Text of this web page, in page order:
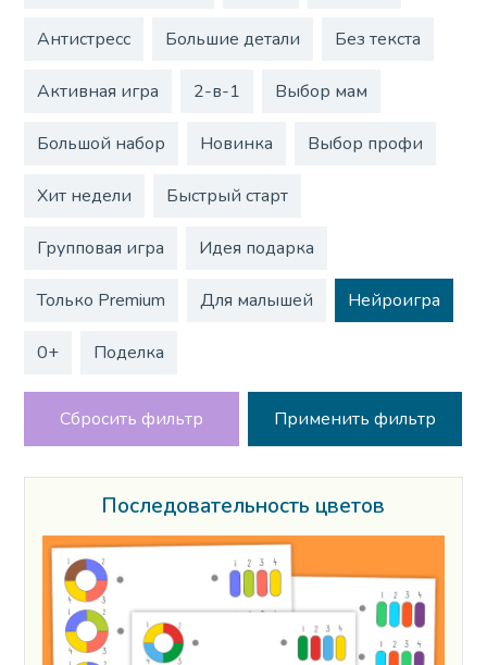
Антистресс Большие детали Без текста
Активная игра 2-в-1 Выбор мам
Большой набор Новинка Выбор профи
Хит недели Быстрый старт
Групповая игра Идея подарка
Только Premium Для малышей Нейроигра
0+ Поделка
Сбросить фильтр
Последовательность цветов